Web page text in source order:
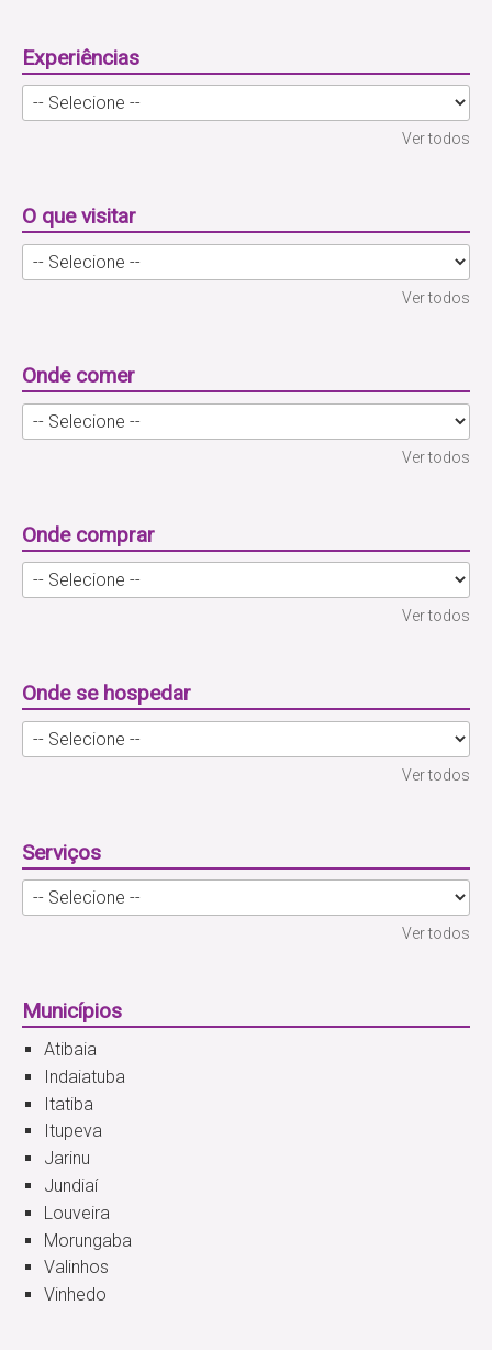
Experiências
Ver todos
O que visitar
Ver todos
Onde comer
Ver todos
Onde comprar
Ver todos
Onde se hospedar
Ver todos
Serviços
Ver todos
Municípios
Atibaia
Indaiatuba
Itatiba
Itupeva
Jarinu
Jundiaí
Louveira
Morungaba
Valinhos
Vinhedo